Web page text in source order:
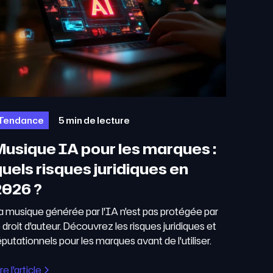
5 min de lecture
IA pour les marques :
risques juridiques en
?
musique générée par l'IA n'est pas protégée par
droit d'auteur. Découvrez les risques juridiques et
pour les marques avant de l'utiliser.
l'article